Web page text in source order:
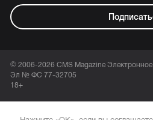
© 2006-2026 CMS Magazine
Эл № ФС 77-32705
18+